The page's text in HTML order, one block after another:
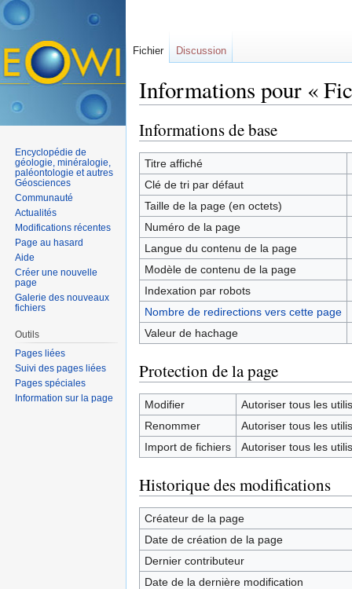
Informations pour «
Informations de base
Titre affiché
Clé de tri par défaut
Taille de la page (en octets)
Numéro de la page
Langue du contenu de la page
Modèle de contenu de la page
Indexation par robots
Nombre de redirections vers cette page
Valeur de hachage
Protection de la page
Modifier
Autoriser tous les
Renommer
Autoriser tous les
Import de fichiers
Autoriser tous les
Historique des modifications
Créateur de la page
Date de création de la page
Dernier contributeur
Date de la dernière modification
Fichier Discussion
Encyclopédie de
géologie, minéralogie,
paléontologie et autres
Géosciences
Communauté
Actualités
Modifications récentes
Page au hasard
Aide
Créer une nouvelle
page
Galerie des nouveaux
fichiers
Outils
Pages liées
Suivi des pages liées
Pages spéciales
Information sur la page